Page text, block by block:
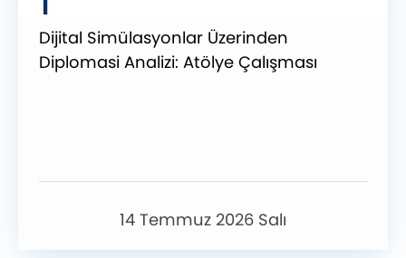
Dijital Simülasyonlar Üzerinden
Diplomasi Analizi: Atölye Çalışması
14 Temmuz 2026 Salı